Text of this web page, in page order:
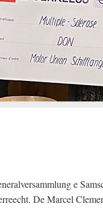
e
De Marcel